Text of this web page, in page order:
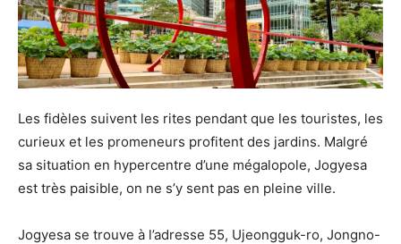
Les fidèles suivent les rites pendant que les touristes, les
curieux et les promeneurs profitent des jardins. Malgré
sa situation en hypercentre d’une mégalopole, Jogyesa
est très paisible, on ne s’y sent pas en pleine ville.
Jogyesa se trouve à l’adresse 55, Ujeongguk-ro, Jongno-